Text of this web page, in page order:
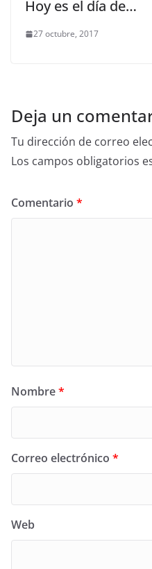
Hoy es el día de…
27 octubre, 2017
Deja un
Tu dirección de correo
Los campos obligatorios
Comentario *
Nombre*
Correo electrónico *
Web